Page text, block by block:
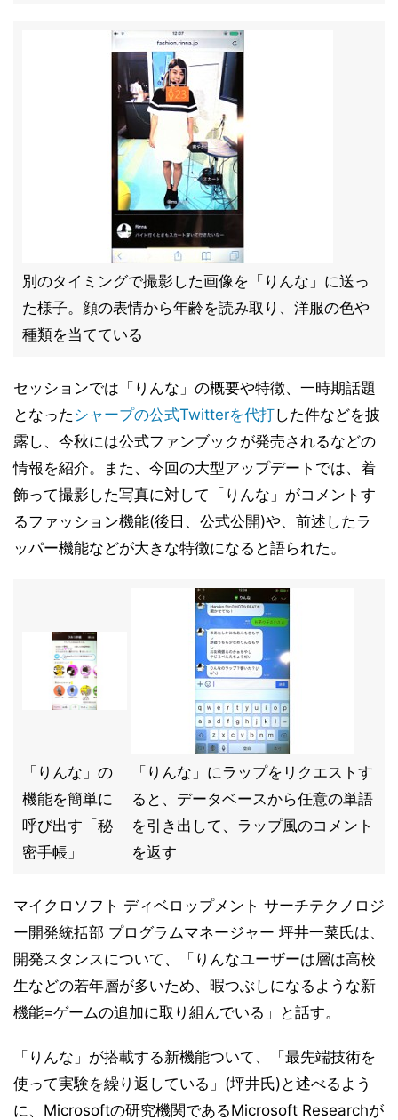
別のタイミングで撮影した画像を「りんな」に送っ
た様子。顔の表情から年齢を読み取り、洋服の色や
種類を当てている
セッションでは「りんな」の概要や特徴、一時期話題
となった シャープの公式Twitterを代打した件などを披
露し、今秋には公式ファンブックが発売されるなどの
情報を紹介。また、今回の大型アップデートでは、着
飾って撮影した写真に対して「りんな」がコメントす
るファッション機能(後日、公式公開)や、前述したラ
ッパー機能などが大きな特徴になると語られた。
「りんな」の
機能を簡単に
呼び出す「秘
密手帳」
「りんな」にラップをリクエストす
ると、データベースから任意の単語
を引き出して、ラップ風のコメント
を返す
マイクロソフト ディベロップメント サーチテクノロジ
ー開発統括部 プログラムマネージャー 坪井一菜氏は、
開発スタンスについて、「りんなユーザーは層は高校
生などの若年層が多いため、暇つぶしになるような新
機能=ゲームの追加に取り組んでいる」と話す。
「りんな」が搭載する新機能ついて、「最先端技術を
使って実験を繰り返している」(坪井氏)と述べるよう
に、Microsoftの研究機関であるMicrosoft Researchが